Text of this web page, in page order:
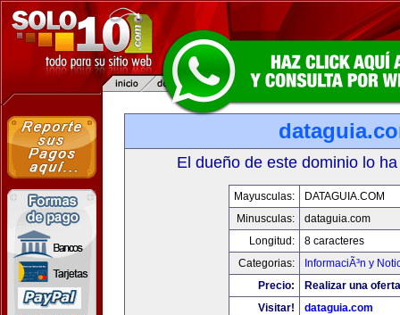
El dueño de este dominio lo
Mayusculas:
DATAGUIA.COM
Minusculas:
dataguia.com
Longitud:
8 caracteres
Categorias:
InformaciÃ³n y
Precio:
Realizar una
Visitar!
dataguia.com